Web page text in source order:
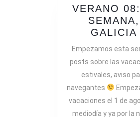
VERANO
SEMANA,
GALICIA
Empezamos esta
posts sobre las
estivales, aviso
navegantes
vacaciones el 1 de
mediodía y ya por la